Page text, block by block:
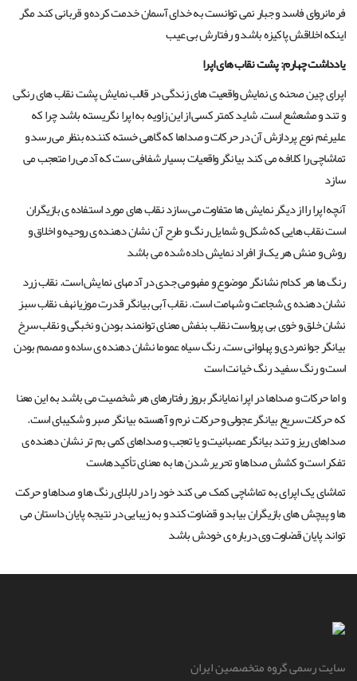
فرمانروای فاسد و جبار نمی توانست به خدای آسمان خدمت کرده و قربانی کند مگر
اینکه اخلاقش پاکیزه باشد و رفتارش بی عیب
یادداشت چهارم: پشت نقاب های اپرا
اپرای چین صحنه ی نمایش واقعیت های زندگی در قالب نمایش پشت نقاب های رنگی
و تند و مشعشع است. شاید کمتر کسی از این زاویه به اپرا نگریسته باشد چرا که
علیرغم نوع پردازش آن در حرکات و صداها که گاهی خسته کننده بنظر می رسد و
تماشاچی را کلافه می کند بیانگر واقعیات بسیار شفافی ست که آدمی را متعجب می
سازد
آنچه اپرا را از دیگر نمایش ها متفاوت می سازد نقاب های مورد استفاده ی بازیگران
است نقاب هایی که شکل و شمایل رنگ و طرح آن نشان دهنده ی روحیه و اخلاق و
روش و منش هر یک از افراد نمایش داده شده می باشد
رنگ ها هر کدام نشانگر موضوع و مفهومی جدی در آدمهای نمایش است. نقاب زرد
نشان دهنده ی شجاعت و شهامت است. نقاب آبی بیانگر قدرت موزیانهف نقاب سبز
نشان خلق و خوی بی پرواست نقاب بنفش معنای توانمند بودن و نخبگی و نقاب سرخ
بیانگر جوانمردی و پهلوانی ست. رنگ سیاه عموما نشان دهنده ی ساده و مصمم بودن
است و رنگ سفید رنگ خیانت است
و اما حرکات و صداها در اپرا نمایانگر بروز رفتارهای هر شخصیت می باشد به این معنا
که حرکات سریع بیانگر عجولی و حرکات نرم و آهسته بیانگر صبر و شکیبای است.
صداهای ریز و تند بیانگر عصبانیت و یا تعجب و صداهای کمی بم تر نشان دهنده ی
تفکر است و کشش صداها و تحریر شدن ها به معنای تأکیدهاست
تماشای یک اپرای به تماشاچی کمک می کند خود را در لابلای رنگ ها و صداها و حرکت
ها و پیچش های بازیگران بیابد و قضاوت کند و به زیبایی در نتیجه پایان داستان می
تواند پایان قضاوت وی درباره ی خودش باشد
سایت رسمی گروه متخصصین ایران